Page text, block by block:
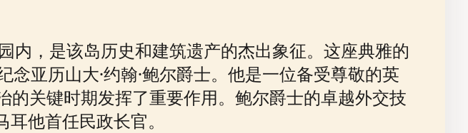
内，是该岛历史和建筑遗产的杰出象征。这座典雅的
亚历山大·约翰·鲍尔爵士。他是一位备受尊敬的英
关键时期发挥了重要作用。鲍尔爵士的卓越外交技
他首任民政长官。